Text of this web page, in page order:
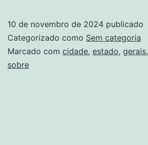
10 de novembro de 2024 publicado
Categorizado como Sem categoria
Marcado com cidade, estado, gerais,
sobre